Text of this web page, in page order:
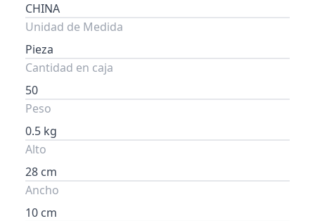
CHINA
Unidad de Medida
Pieza
Cantidad en caja
50
Peso
0.5 kg
Alto
28 cm
Ancho
10 cm